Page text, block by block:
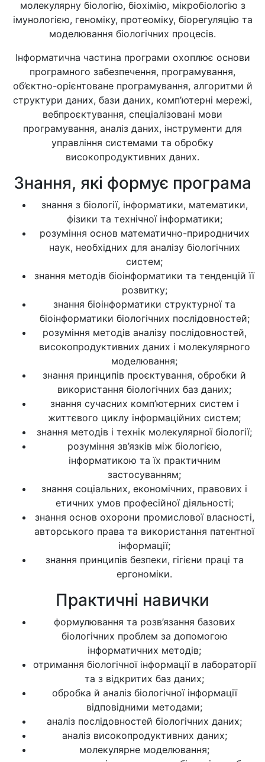
молекулярну біологію, біохімію, мікробіологію з
імунологією, геноміку, протеоміку, біорегуляцію та
моделювання біологічних процесів.
Інформатична частина програми охоплює основи
програмного забезпечення, програмування,
об’єктно-орієнтоване програмування, алгоритми й
структури даних, бази даних, комп’ютерні мережі,
вебпроєктування, спеціалізовані мови
програмування, аналіз даних, інструменти для
управління системами та обробку
високопродуктивних даних.
Знання, які формує програма
знання з біології, інформатики, математики,
фізики та технічної інформатики;
розуміння основ математично-природничих
наук, необхідних для аналізу біологічних
систем;
знання методів біоінформатики та тенденцій її
розвитку;
знання біоінформатики структурної та
біоінформатики біологічних послідовностей;
розуміння методів аналізу послідовностей,
високопродуктивних даних і молекулярного
моделювання;
знання принципів проєктування, обробки й
використання біологічних баз даних;
знання сучасних комп’ютерних систем і
життєвого циклу інформаційних систем;
знання методів і технік молекулярної біології;
розуміння зв’язків між біологією,
інформатикою та їх практичним
застосуванням;
знання соціальних, економічних, правових і
етичних умов професійної діяльності;
знання основ охорони промислової власності,
авторського права та використання патентної
інформації;
знання принципів безпеки, гігієни праці та
ергономіки.
Практичні навички
формулювання та розв’язання базових
біологічних проблем за допомогою
інформатичних методів;
отримання біологічної інформації в лабораторії
та з відкритих баз даних;
обробка й аналіз біологічної інформації
відповідними методами;
аналіз послідовностей біологічних даних;
аналіз високопродуктивних даних;
молекулярне моделювання;